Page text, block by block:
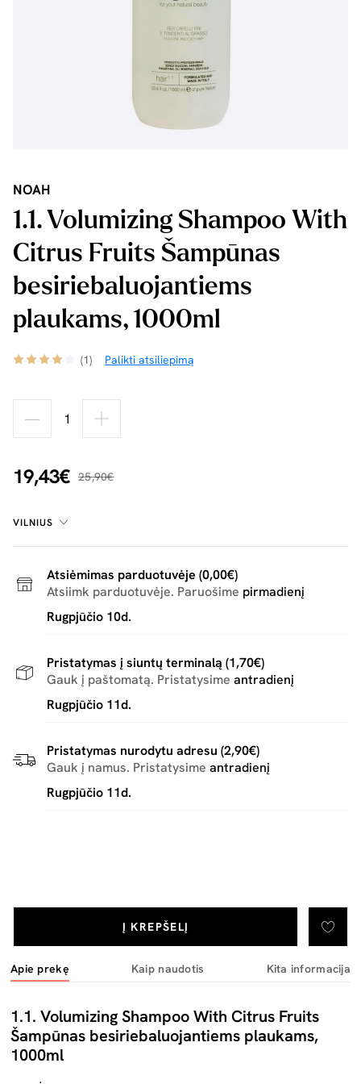
NOAH
1.1. Volumizing Shampoo With
Citrus Fruits Šampūnas
besiriebaluojantiems
plaukams, 1000ml
(1) Palikti atsiliepimą
19,43€ 25,90€
Į KREPŠELĮ
VILNIUS
Atsiėmimas parduotuvėje (0,00€)
Atsiimk parduotuvėje. Paruošime pirmadienį
Rugpjūčio 10d.
Pristatymas į siuntų terminalą (1,70€)
Gauk į paštomatą. Pristatysime antradienį
Rugpjūčio 11d.
Pristatymas nurodytu adresu (2,90€)
Gauk į namus. Pristatysime antradienį
Rugpjūčio 11d.
Apie prekę Kaip naudotis Kita informacija
1.1. Volumizing Shampoo With Citrus Fruits
Šampūnas besiriebaluojantiems plaukams,
1000ml